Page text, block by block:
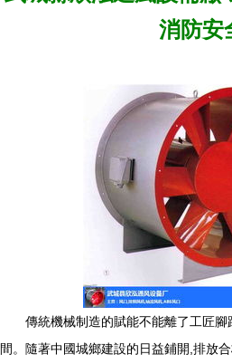
消防安
傳統機械制造的賦能不能離了工匠
間。隨著中國城鄉建設的日益鋪開,排放